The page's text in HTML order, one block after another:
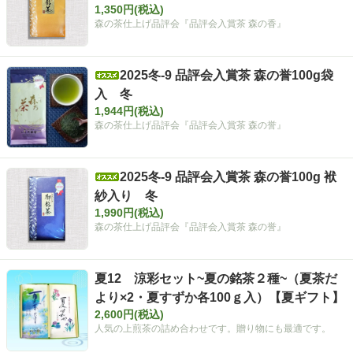
1,350円(税込)
森の茶仕上げ品評会『品評会入賞茶 森の香』
2025冬-9 品評会入賞茶 森の誉100g袋
入 冬
1,944円(税込)
森の茶仕上げ品評会『品評会入賞茶 森の誉』
2025冬-9 品評会入賞茶 森の誉100g 袱
紗入り 冬
1,990円(税込)
森の茶仕上げ品評会『品評会入賞茶 森の誉』
夏12 涼彩セット~夏の銘茶２種~（夏茶だ
より×2・夏すずか各100ｇ入）【夏ギフト】
2,600円(税込)
人気の上煎茶の詰め合わせです。贈り物にも最適です。